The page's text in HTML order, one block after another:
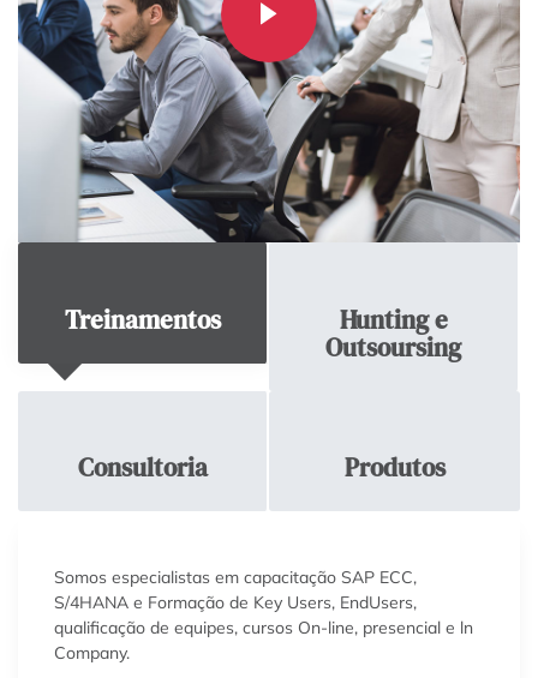
Treinamentos Hunting e
Outsoursing
Consultoria Produtos
Somos especialistas em capacitação SAP ECC,
S/4HANA e Formação de Key Users, EndUsers,
qualificação de equipes, cursos On-line, presencial e ln
Company.